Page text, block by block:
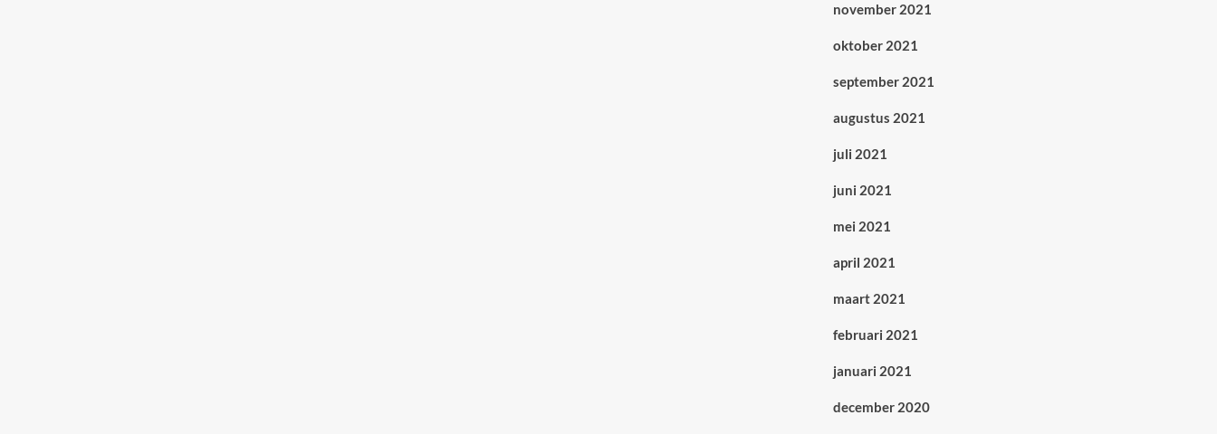
november 2021
oktober 2021
september 2021
augustus 2021
juli 2021
juni 2021
mei 2021
april 2021
maart 2021
februari 2021
januari 2021
december 2020